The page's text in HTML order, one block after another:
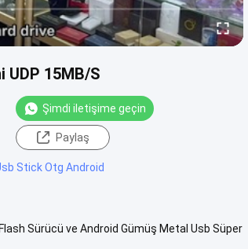
UDP 15MB/S
Şimdi iletişime geçin
Paylaş
Stick Otg Android
Sürücü ve Android Gümüş Metal Usb Süper